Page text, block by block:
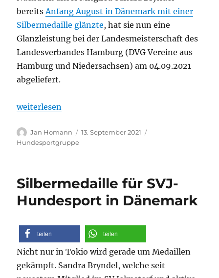
bereits Anfang August in Dänemark mit einer
Silbermedaille glänzte, hat sie nun eine
Glanzleistung bei der Landesmeisterschaft des
Landesverbandes Hamburg (DVG Vereine aus
Hamburg und Niedersachsen) am 04.09.2021
abgeliefert.
„SVJ-Hundesport mit erneuten Erfolgen“
weiterlesen
Autor
Jan Homann
Veröffentlicht
13. September 2021
Hundesportgruppe
Silbermedaille für SVJ-
Hundesport in Dänemark
teilen teilen
Nicht nur in Tokio wird gerade um Medaillen
gekämpft. Sandra Bryndel, welche seit